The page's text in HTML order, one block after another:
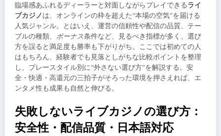
臨場感あふれるディーラーと対面しながらプレイできるライ
ブカジノは、オンラインの枠を超えた“本場の空気”を届ける
人気ジャンル。とはいえ、運営の信頼性や配信の品質、テー
ブルの種類、 ボーナス条件など、見るべき指標が多く、選び
方を誤ると満足度も勝率も下がりがち。ここでは初めての人
はもちろん、経験者でも見落としがちな比較ポイントを整理
し、プレースタイル別に“外さない選び方”を解説する。安
全・快適・高還元の三拍子がそろった環境を押さえれば、エ
ンタメ性も成果も自然と伸びる。
失敗しないライブカジノの選び方：
安全性・配信品質・日本語対応